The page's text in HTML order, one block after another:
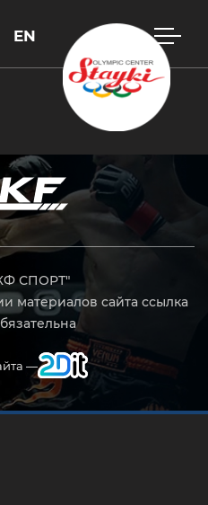
EN
СПОРТ"
материалов сайта ссылка
—
Esc, чтобы закрыть